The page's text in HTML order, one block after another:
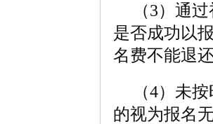
（3）通
是否成功以
名费不能退
（4）未
的视为报名